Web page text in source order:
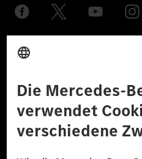
© 2026 Mercedes-Benz Group AG.